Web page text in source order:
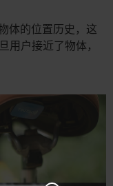
体的位置历史，这
用户接近了物体，